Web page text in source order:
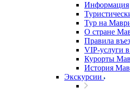
Информация
Тур на
О стране
Правила
VIP-услуги
Курорты
История
Экскурсии